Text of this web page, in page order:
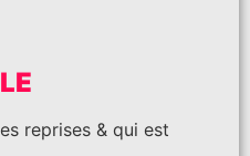
reprises & qui est